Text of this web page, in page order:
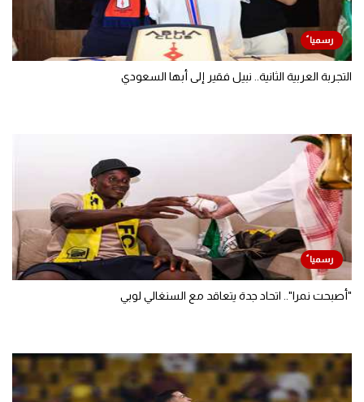
التجربة العربية الثانية.. نبيل فقير إلى أبها السعودي
"أصبحت نمرا".. اتحاد جدة يتعاقد مع السنغالي لوبي